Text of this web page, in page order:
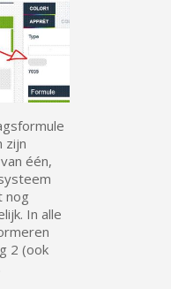
zijn
één,
nog
In alle
2 (ook